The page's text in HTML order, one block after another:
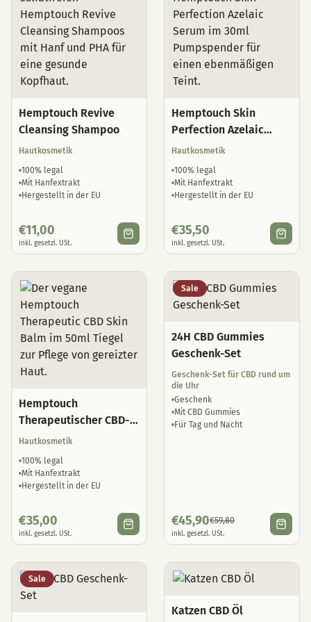
Hemptouch Revive
Cleansing Shampoo
Hautkosmetik
100% legal
Mit Hanfextrakt
Hergestellt in der EU
€11,00
inkl. gesetzl. USt.
Hemptouch Skin
Perfection Azelaic
Serum
Hautkosmetik
100% legal
Mit Hanfextrakt
Hergestellt in der EU
€35,50
inkl. gesetzl. USt.
Hemptouch
Therapeutischer CBD-
Hautbalsam
Hautkosmetik
100% legal
Mit Hanfextrakt
Hergestellt in der EU
€35,00
inkl. gesetzl. USt.
Sale
24H CBD Gummies
Geschenk-Set
Geschenk-Set für CBD rund um
die Uhr
Geschenk
Mit CBD Gummies
Für Tag und Nacht
€45,90€59,80
inkl. gesetzl. USt.
Sale
Katzen CBD Öl